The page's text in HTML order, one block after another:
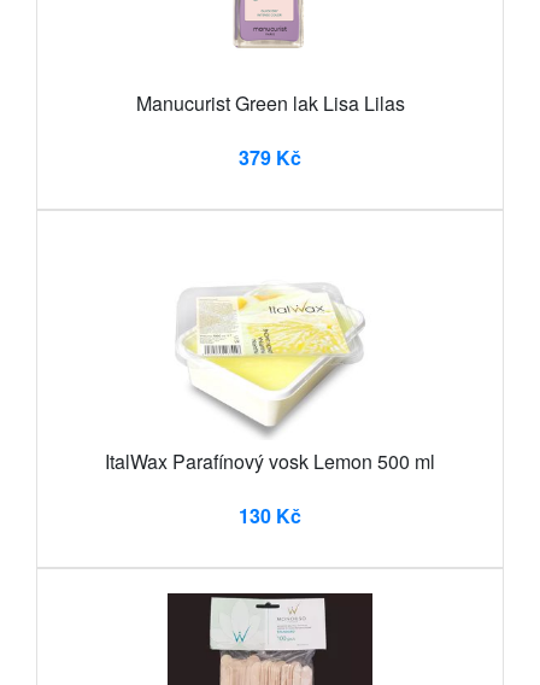
Manucurist Green lak Lisa Lilas
379 Kč
ItalWax Parafínový vosk Lemon 500 ml
130 Kč